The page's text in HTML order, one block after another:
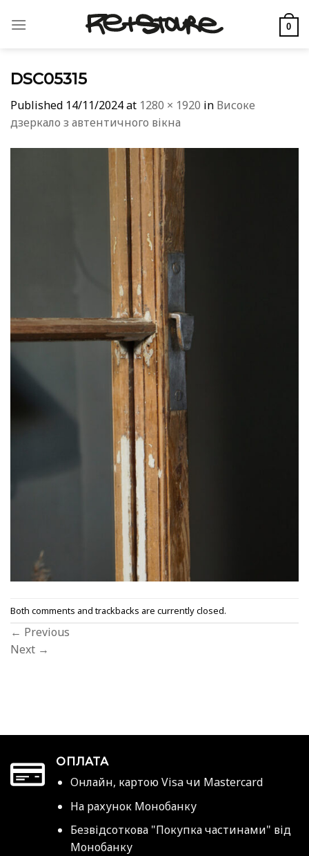
0
DSC05315
Published 14/11/2024at 1280 × 1920 in Високе
дзеркало з автентичного вікна
Both comments and trackbacks are currently closed.
← Previous
Next →
ОПЛАТА
Онлайн, картою Visa чи Mastercard
На рахунок Монобанку
Безвідсоткова "Покупка частинами" від
Монобанку